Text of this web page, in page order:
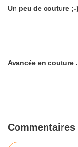
Un peu de couture ;-)
Avancée en couture
Commentaires